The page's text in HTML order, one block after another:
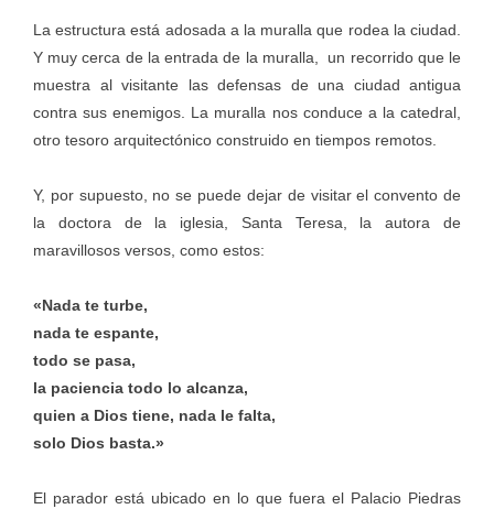
La estructura está adosada a la muralla que rodea la ciudad.
Y muy cerca de la entrada de la muralla, un recorrido que le
muestra al visitante las defensas de una ciudad antigua
contra sus enemigos. La muralla nos conduce a la catedral,
otro tesoro arquitectónico construido en tiempos remotos.
Y, por supuesto, no se puede dejar de visitar el convento de
la doctora de la iglesia, Santa Teresa, la autora de
maravillosos versos, como estos:
«Nada te turbe,
nada te espante,
todo se pasa,
la paciencia todo lo alcanza,
quien a Dios tiene, nada le falta,
solo Dios basta.»
El parador está ubicado en lo que fuera el Palacio Piedras